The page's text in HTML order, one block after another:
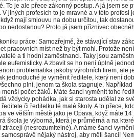
To je ale přece zákonný postup. A já jsem se
V jiných profesích to je mravné a v této profesi
mají smlouvu na dobu určitou, tak
nedostanou? Proto já jsem příznivec
práce: Samozřejmě, že stávající stav
pracovních míst než by být mohl. Protože
a ti hodní zaměstnanci. Taky jsou
eufemisticky. A zbavit se ho není úplně
problematika jakoby výrobních firem, ale
jednoduché je vyměnit ředitele, který není
plní, jenom ta škola stagnuje.
menší počet žáků. Máte šanci vyměnit toho
vždycky pohádka, jak si starosta udělal ze
ředitele či ředitelku té malé školy. A to přece,
ve větším městě jako je Opava, když máte
škola je výborná, která je průměrná a na
ztrácejí (nesrozumitelné). A máme šanci
samosprávě nějaký nástroj, aby měli šanci!